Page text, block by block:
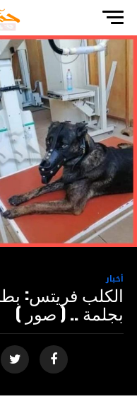
أخبار
الكلب فريتس: بطل
بجلمة .. ( صور )